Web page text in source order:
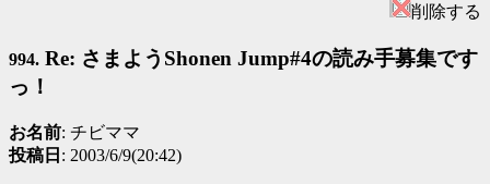
削除する
994. Re: さまようShonen Jump#4の読み手募集です
っ！
お名前: チビママ
投稿日 : 2003/6/9(20:42)